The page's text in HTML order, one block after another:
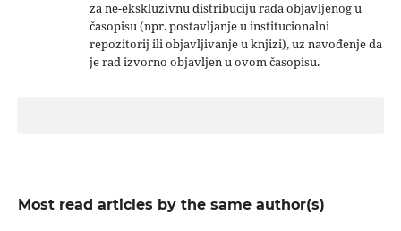
za ne-ekskluzivnu distribuciju rada objavljenog u
časopisu (npr. postavljanje u institucionalni
repozitorij ili objavljivanje u knjizi), uz navođenje da
je rad izvorno objavljen u ovom časopisu.
Most read articles by the same author(s)